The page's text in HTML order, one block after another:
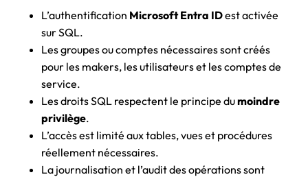
L’authentification Microsoft Entra IDest activée
sur SQL.
Les groupes ou comptes nécessaires sont créés
pour les makers, les utilisateurs et les comptes de
service.
Les droits SQL respectent le principe dumoindre
privilège.
L’accès est limité aux tables, vues et procédures
réellement nécessaires.
La journalisation et l’audit des opérations sont